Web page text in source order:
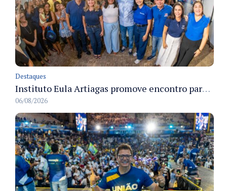
Destaques
Instituto Eula Artiagas promove encontro para discutir melhorias para o bairro Petrópolis
06/08/2026